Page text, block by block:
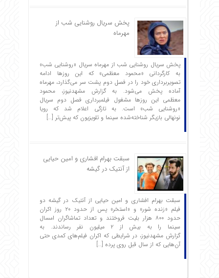
پخش سریال روشنایی شب از
مهرماه
پخش سریال روشنایی شب از مهرماه سریال «روشنایی شب»
به کارگردانی «محمود معظمی» که این روزها ادامه
تصویربرداری خود را در فصل دوم پشت سر می‌گذارد، مهرماه
آماده پخش می‌شود. به گزارش مشهدنیوز، محمود
معظمی این روزها مشغول فیلمبرداری فصل دوم سریال
«روشنایی شب» است. به تازگی اعلام شد که رویا
نونهالی بازیگر شناخته‌شده سینما و تلویزیون که پیش‌تر […]
سبقت بهرام افشاری و امین حیایی
از آنتیک در گیشه
سبقت بهرام افشاری و امین حیایی از آنتیک در گیشه دو
فیلم «زنده شور» و «استخر» پس از حدود ۲۰ روز اکران
حدود ۸۰۰ هزار بلیت فروختند و تعداد تماشاگران امسال
سینما را به بیش از ۲ میلیون نفر رساندند. به
گزارش مشهدنیوز، در شرایطی که اکران فیلم‌های کمدی حتی
آن‌هایی که از سال قبل روی پرده […]